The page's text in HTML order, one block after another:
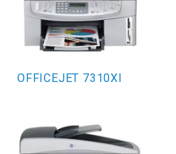
OFFICEJET 7310XI